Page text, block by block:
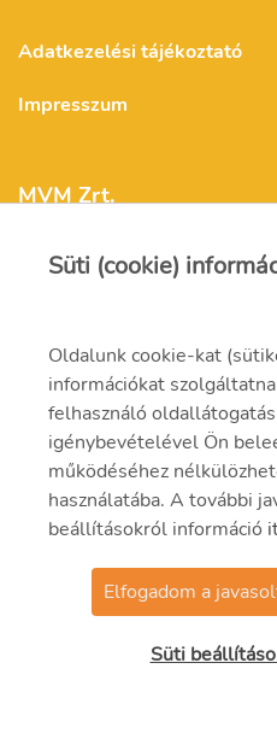
Adatkezelési tájékoztató
Impresszum
MVM Zrt.
1031 Budapest,
Szentendrei út 207-209.
(06-1) 304-2000
© 2021 MVM Zrt.
Süti (cookie)
Oldalunk cookie-kat
információkat
felhasználó
igénybevételével Ön
működéséhez
használatába. A további
beállításokról információ
Elfogadom a
Süti